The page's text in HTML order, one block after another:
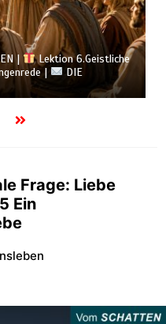
|
Lektion 6.Geistliche
|
DIE
Frage: Liebe
Ein